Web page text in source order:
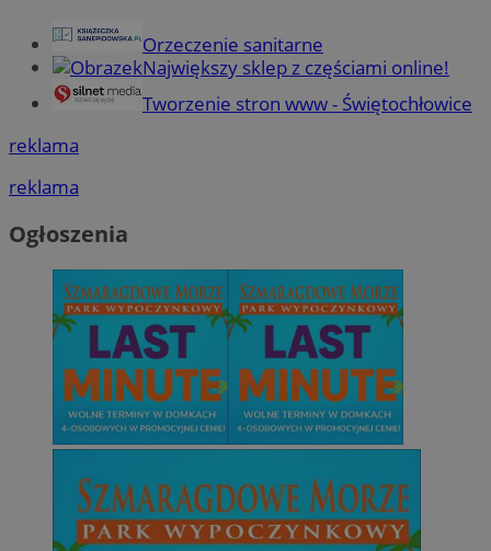
Orzeczenie sanitarne
Największy sklep z częściami online!
Tworzenie stron www - Świętochłowice
reklama
reklama
Ogłoszenia